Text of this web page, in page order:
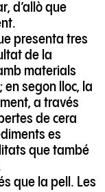
d’allò que
presenta tres
de la
materials
en segon lloc, la
a través
de cera
es
que també
que la pell. Les